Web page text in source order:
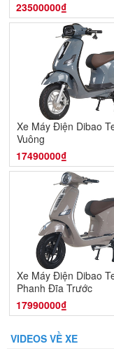
23500000₫
Xe Máy Điện Dibao
Vuông
17490000₫
Xe Máy Điện Dibao
Phanh Đĩa Trước
17990000₫
VIDEOS VỀ XE